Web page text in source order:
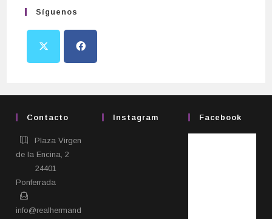
Síguenos
Contacto
Plaza Virgen
de la Encina, 2
24401
Ponferrada​
info@realhermand
Instagram Facebook